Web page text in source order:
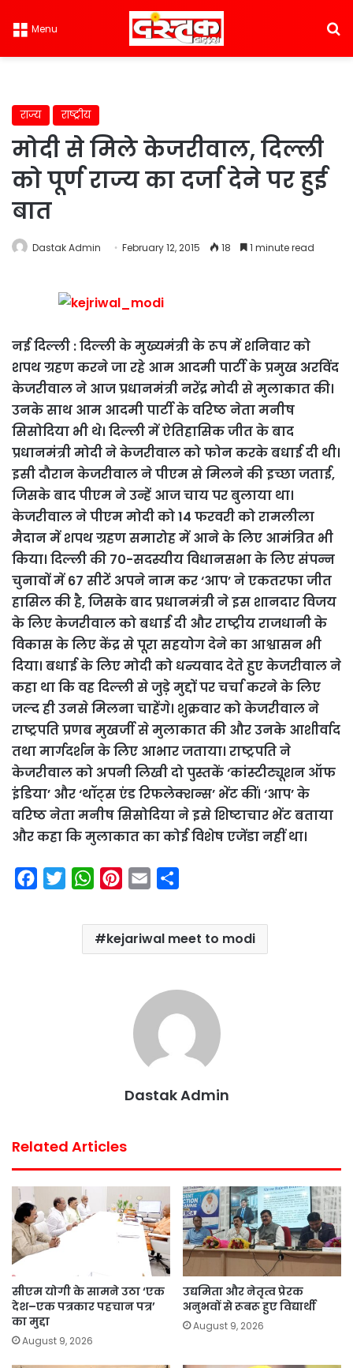
Menu
राज्य राष्ट्रीय
मोदी से मिले केजरीवाल, दिल्ली
को पूर्ण राज्य का दर्जा देने पर हुई
बात
Dastak Admin February 12, 2015 18 1 minute read
नई दिल्ली : दिल्ली के मुख्यमंत्री के रूप में शनिवार को
शपथ ग्रहण करने जा रहे आम आदमी पार्टी के प्रमुख अरविंद
केजरीवाल ने आज प्रधानमंत्री नरेंद्र मोदी से मुलाकात की।
उनके साथ आम आदमी पार्टी के वरिष्ठ नेता मनीष
सिसोदिया भी थे। दिल्ली में ऐतिहासिक जीत के बाद
प्रधानमंत्री मोदी ने केजरीवाल को फोन करके बधाई दी थी।
इसी दौरान केजरीवाल ने पीएम से मिलने की इच्छा जताई,
जिसके बाद पीएम ने उन्हें आज चाय पर बुलाया था।
केजरीवाल ने पीएम मोदी को 14 फरवरी को रामलीला
मैदान में शपथ ग्रहण समारोह में आने के लिए आमंत्रित भी
किया। दिल्ली की 70-सदस्यीय विधानसभा के लिए संपन्न
चुनावों में 67 सीटें अपने नाम कर ‘आप’ ने एकतरफा जीत
हासिल की है, जिसके बाद प्रधानमंत्री ने इस शानदार विजय
के लिए केजरीवाल को बधाई दी और राष्ट्रीय राजधानी के
विकास के लिए केंद्र से पूरा सहयोग देने का आश्वासन भी
दिया। बधाई के लिए मोदी को धन्यवाद देते हुए केजरीवाल ने
कहा था कि वह दिल्ली से जुड़े मुद्दों पर चर्चा करने के लिए
जल्द ही उनसे मिलना चाहेंगे। शुक्रवार को केजरीवाल ने
राष्ट्रपति प्रणब मुखर्जी से मुलाकात की और उनके आशीर्वाद
तथा मार्गदर्शन के लिए आभार जताया। राष्ट्रपति ने
केजरीवाल को अपनी लिखी दो पुस्तकें ‘कांस्टीट्यूशन ऑफ
इंडिया’ और ‘थॉट्स एंड रिफलेक्शन्स’ भेंट कीं। ‘आप’ के
वरिष्ठ नेता मनीष सिसोदिया ने इसे शिष्टाचार भेंट बताया
और कहा कि मुलाकात का कोई विशेष एजेंडा नहीं था।
W
a
t
n
t
a
i
a
r
kejariwal meet to modi
Dastak Admin
Related Articles
सीएम योगी के सामने उठा ‘एक
देश–एक पत्रकार पहचान पत्र’
का मुद्दा
August 9, 2026
उद्यमिता और नेतृत्व प्रेरक
अनुभवों से रूबरू हुए विद्यार्थी
August 9, 2026